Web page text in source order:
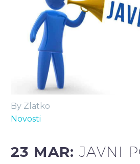
By Zlatko
Novosti
23 MAR:JAVNI